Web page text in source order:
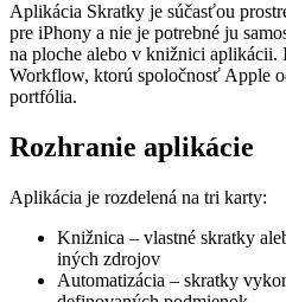
Aplikácia Skratky je súčasťou
pre iPhony a nie je potrebné ju
na ploche alebo v knižnici aplikácii.
Workflow, ktorú spoločnosť Apple
portfólia.
Rozhranie aplikácie
Aplikácia je rozdelená na tri karty:
Knižnica – vlastné skratky
iných zdrojov
Automatizácia – skratky